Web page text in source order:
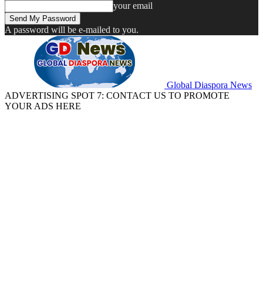
your email
A password will be e-mailed to you.
Global Diaspora News
ADVERTISING SPOT 7: CONTACT US TO PROMOTE
YOUR ADS HERE